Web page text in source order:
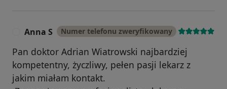
Anna S Numer telefonu zweryfikowany
Pan doktor Adrian Wiatrowski najbardziej
kompetentny, życzliwy, pełen pasji lekarz z
jakim miałam kontakt.